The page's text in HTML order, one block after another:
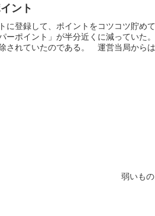
ント
に登録して、ポイントをコツコツ貯め
ーポイント」が半分近くに減ってい
されていたのである。 運営当局から
弱いも